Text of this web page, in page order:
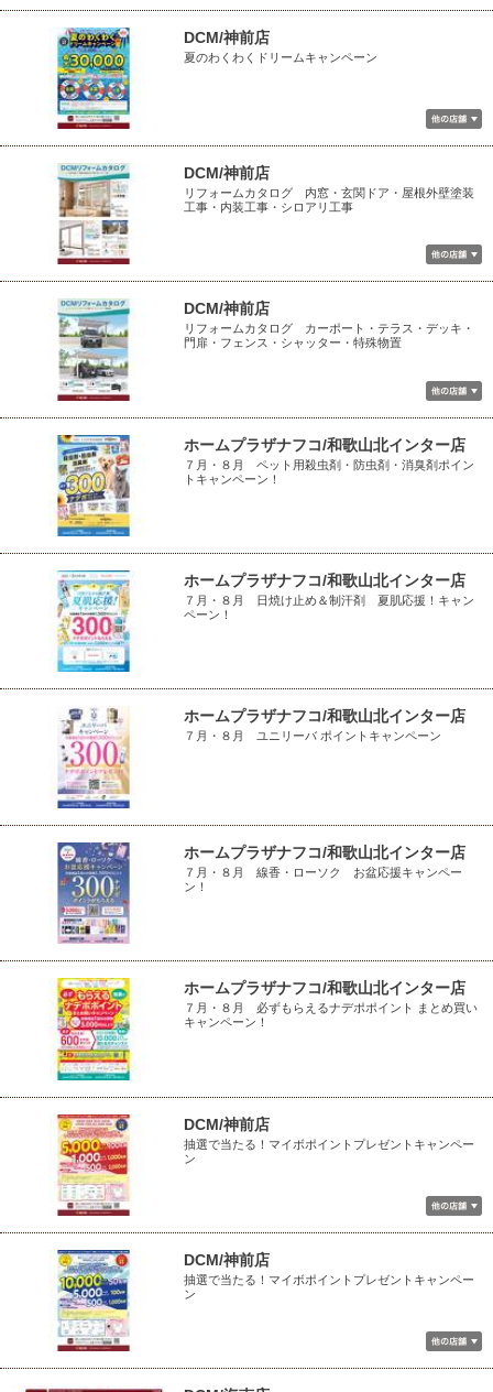
DCM/神前店
夏のわくわくドリームキャンペーン
DCM/神前店
リフォームカタログ 内窓・玄関ドア・屋根外壁塗装
工事・内装工事・シロアリ工事
DCM/神前店
リフォームカタログ カーポート・テラス・デッキ・
門扉・フェンス・シャッター・特殊物置
ホームプラザナフコ/和歌山北インター店
７月・８月 ペット用殺虫剤・防虫剤・消臭剤ポイン
トキャンペーン！
ホームプラザナフコ/和歌山北インター店
７月・８月 日焼け止め＆制汗剤 夏肌応援！キャン
ペーン！
ホームプラザナフコ/和歌山北インター店
７月・８月 ユニリーバ ポイントキャンペーン
ホームプラザナフコ/和歌山北インター店
７月・８月 線香・ローソク お盆応援キャンペー
ン！
ホームプラザナフコ/和歌山北インター店
７月・８月 必ずもらえるナデポポイント まとめ買い
キャンペーン！
DCM/神前店
抽選で当たる！マイボポイントプレゼントキャンペー
ン
DCM/神前店
抽選で当たる！マイボポイントプレゼントキャンペー
ン